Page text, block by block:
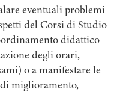
eventuali problemi
del Corsi di Studio
didattico
degli orari,
o a manifestare le
miglioramento,